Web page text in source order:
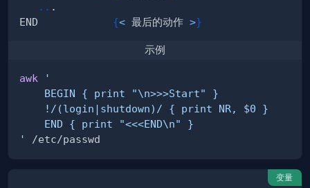
..
END {< 最后的动作 >}
示例
awk
'
变量